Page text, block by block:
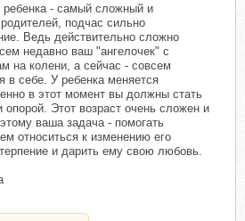
ребенка - самый сложный и
подчас сильно
Ведь действительно сложно
недавно ваш "ангелочек" с
на колени, а сейчас - совсем
в себе. У ребенка меняется
в этот момент вы должны стать
опорой. Этот возраст очень сложен и
ваша задача - помогать
относиться к изменению его
и дарить ему свою любовь.